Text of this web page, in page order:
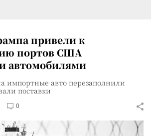
привели к
портов США
автомобилями
импортные авто перезаполнили
поставки
0